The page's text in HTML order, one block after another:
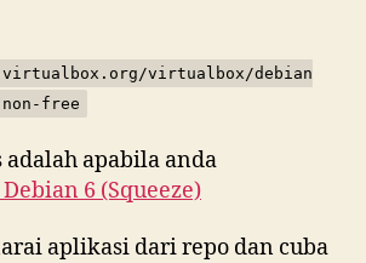
virtualbox/debian
free
adalah apabila anda
Debian 6 (Squeeze)
aplikasi dari repo dan cuba